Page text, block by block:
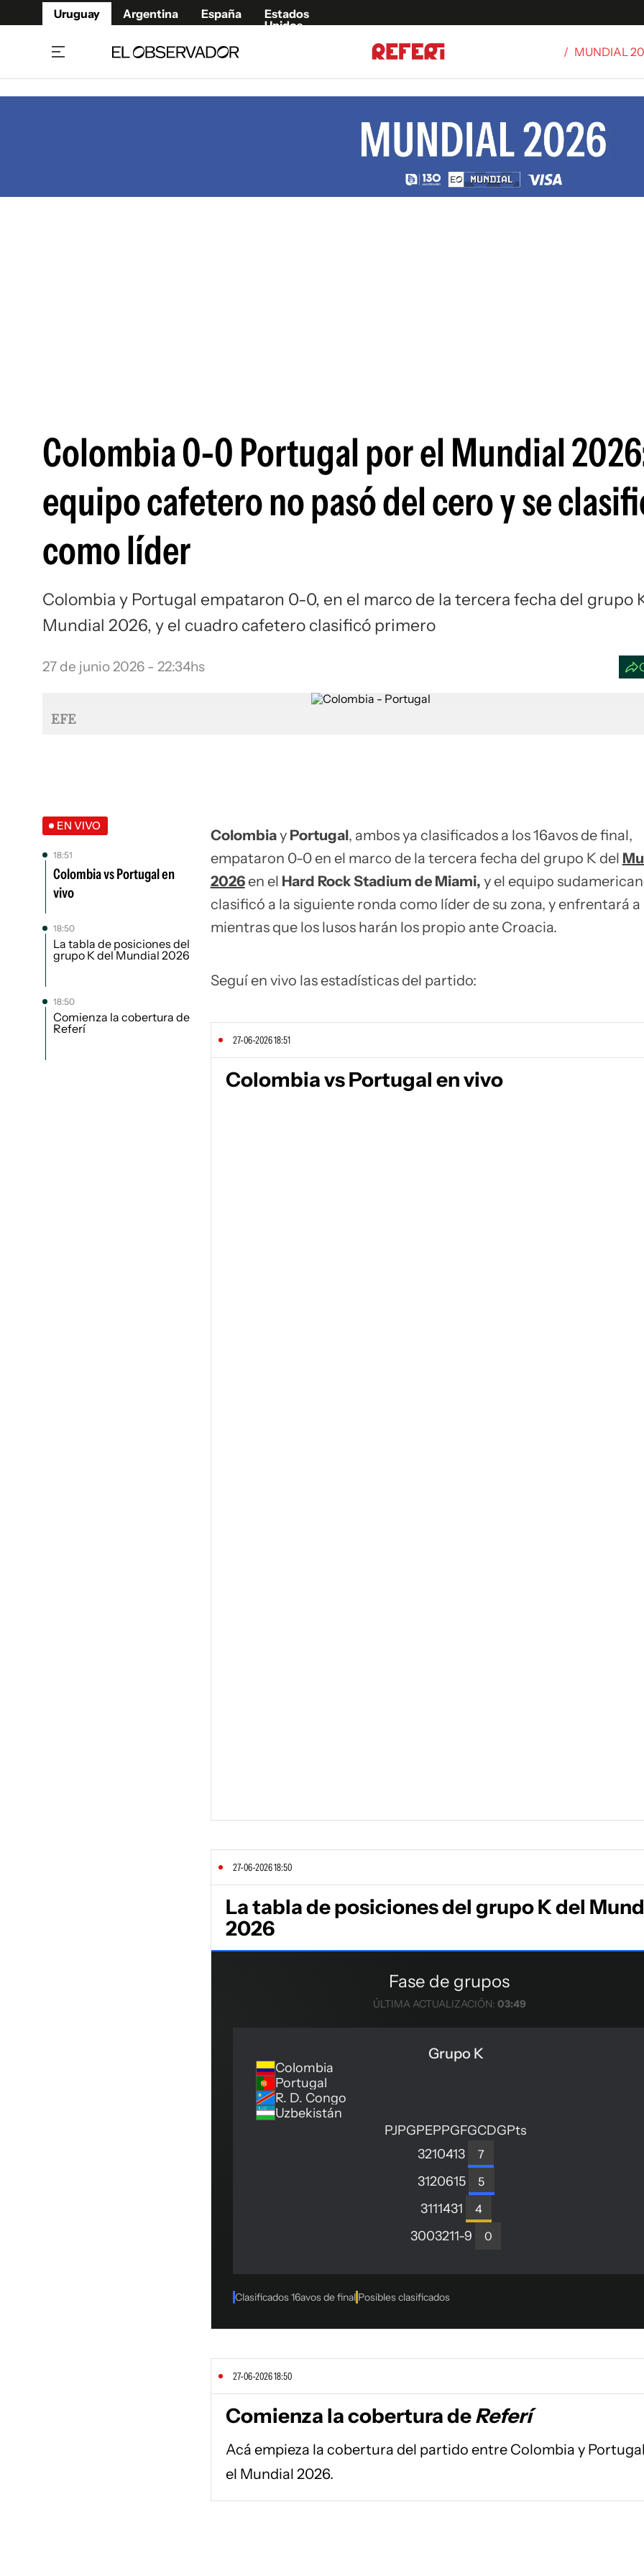
Uruguay Argentina España
Estados
Unidos
Fútbol internacional
Polideportivo
/ MUNDIAL
Colombia 0-0 Portugal por el Mundial
equipo cafetero no pasó del cero y se
como líder
Colombia y Portugal empataron 0-0, en el marco de la tercera fecha del grupo
Mundial 2026, y el cuadro cafetero clasificó primero
27 de junio 2026 - 22:34hs
EFE
EN VIVO
18:51
Colombia vs Portugal en
vivo
18:50
La tabla de posiciones del
grupo K del Mundial 2026
18:50
Comienza la cobertura de
Referí
Colombiay Portugal, ambos ya clasificados a los 16avos de final,
empataron 0-0 en el marco de la tercera fecha del grupo K del
2026en el Hard Rock Stadium de Miami, y el equipo
clasificó a la siguiente ronda como líder de su zona, y enfrentará a
mientras que los lusos harán los propio ante Croacia.
Seguí en vivo las estadísticas del partido:
27-06-2026 18:51
Colombia vs Portugal en vivo
27-06-2026 18:50
La tabla de posiciones del grupo K del
2026
27-06-2026 18:50
Comienza la cobertura deReferí
Acá empieza la cobertura del partido entre Colombia y
el Mundial 2026.